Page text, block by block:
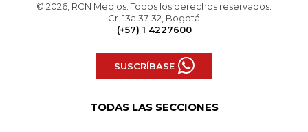
© 2026, RCN Medios. Todos los derechos reservados.
Cr. 13a 37-32, Bogotá
(+57) 1 4227600
SUSCRÍBASE
TODAS LAS SECCIONES